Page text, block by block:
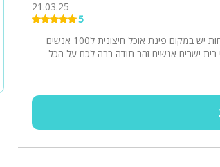
21.03.25
5
וילה מאוד יוקרתית מסגנון מפואר מאוד מאוד מקום מושלם למשפחות יש במקום פינת אוכל חיצונית ל100 אנשים
בית ישרים אנשים זהב תודה רבה לכם על הכל